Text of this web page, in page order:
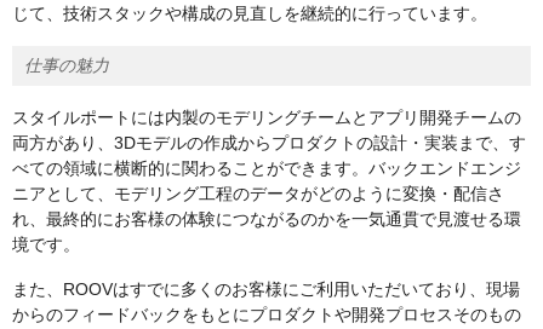
じて、技術スタックや構成の見直しを継続的に行っています。
仕事の魅力
スタイルポートには内製のモデリングチームとアプリ開発チームの
両方があり、3Dモデルの作成からプロダクトの設計・実装まで、す
べての領域に横断的に関わることができます。バックエンドエンジ
ニアとして、モデリング工程のデータがどのように変換・配信さ
れ、最終的にお客様の体験につながるのかを一気通貫で見渡せる環
境です。
また、ROOVはすでに多くのお客様にご利用いただいており、現場
からのフィードバックをもとにプロダクトや開発プロセスそのもの